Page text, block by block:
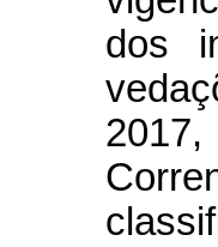
dos